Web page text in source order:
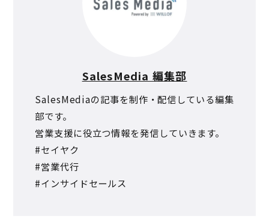
SalesMedia 編集部
SalesMediaの記事を制作・配信している編集
部です。
営業支援に役立つ情報を発信していきます。
#セイヤク
#営業代行
#インサイドセールス